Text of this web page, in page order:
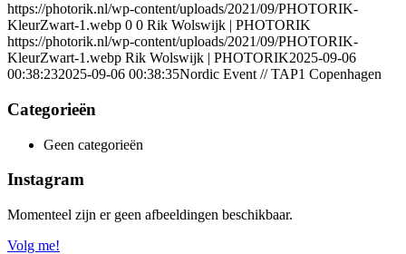
https://photorik.nl/wp-content/uploads/2021/09/PHOTORIK-
KleurZwart-1.webp 0 0 Rik Wolswijk | PHOTORIK
https://photorik.nl/wp-content/uploads/2021/09/PHOTORIK-
KleurZwart-1.webp Rik Wolswijk | PHOTORIK2025-09-06
00:38:232025-09-06 00:38:35Nordic Event // TAP1 Copenhagen
Categorieën
Geen categorieën
Instagram
Momenteel zijn er geen afbeeldingen beschikbaar.
Volg me!